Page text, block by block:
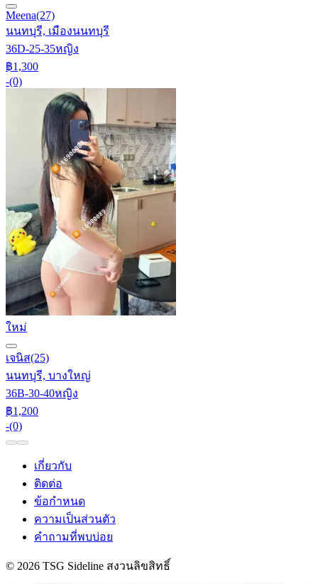
Meena(27)
นนทบุรี, เมืองนนทบุรี
36D-25-35หญิง
฿1,300
-(0)
ใหม่
เจนิส(25)
นนทบุรี, บางใหญ่
36B-30-40หญิง
฿1,200
-(0)
เกี่ยวกับ
ติดต่อ
ข้อกำหนด
ความเป็นส่วนตัว
คำถามที่พบบ่อย
© 2026 TSG Sideline สงวนลิขสิทธิ์